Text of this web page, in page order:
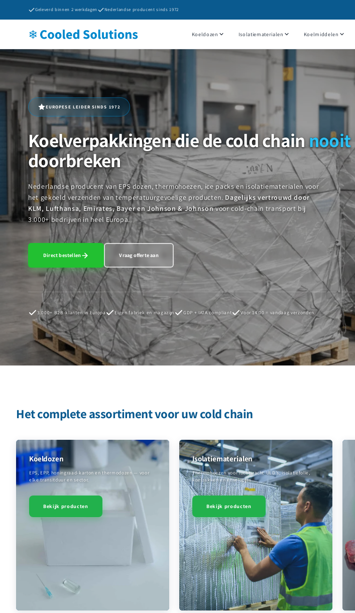
naar de
content
Geleverd binnen 2 werkdagen Nederlandse producent sinds 1972
Koeldozen Isolatiematerialen Koelmiddelen
EUROPESE LEIDER SINDS 1972
Koelverpakkingen die de cold chainnooit
doorbreken
Nederlandse producent van EPS dozen, thermohoezen, ice packs en isolatiematerialen voor
het gekoeld verzenden van temperatuurgevoelige producten.Dagelijks vertrouwd door
KLM, Lufthansa, Emirates, Bayer en Johnson & Johnsonvoor cold-chain transport bij
3.000+ bedrijven in heel Europa.
Direct bestellen Vraag offerte aan
3.000+ B2B-klanten in Europa Eigen fabriek en magazijn GDP + IATA compliant Voor 14:00 = vandaag verzonden
Het complete assortiment voor uw cold chain
Koeldozen
EPS, EPP, honingraad-karton en thermodozen — voor
elke transitduur en sector.
Bekijk producten
Isolatiematerialen
Thermohoezen voor luchtvracht-ULD’s, isolatiefolie,
koelzakken en envelopjes.
Bekijk producten